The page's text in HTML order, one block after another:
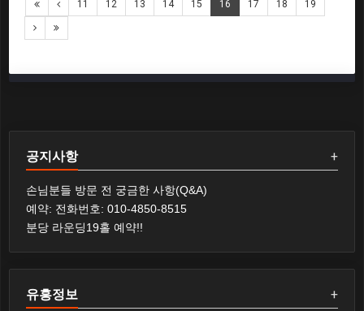
11 12 13 14 15 16 17 18 19
+
공지사항
손님분들 방문 전 궁금한 사항(Q&A)
예약: 전화번호: 010-4850-8515
분당 라운딩19홀 예약!!
+
유흥정보